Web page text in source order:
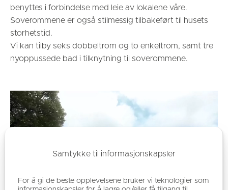
benyttes i forbindelse med leie av lokalene våre.
Soverommene er også stilmessig tilbakeført til husets
storhetstid.
Vi kan tilby seks dobbeltrom og to enkeltrom, samt tre
nyoppussede bad i tilknytning til soverommene.
Samtykke til informasjonskapsler
For å gi de beste opplevelsene bruker vi teknologier som